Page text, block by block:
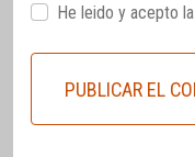
He leido y acepto la